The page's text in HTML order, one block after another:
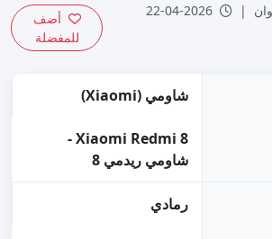
|
أضف
للمفضلة
شاومي (Xiaomi)
Xiaomi Redmi 8 -
شاومي ريدمي 8
رمادي